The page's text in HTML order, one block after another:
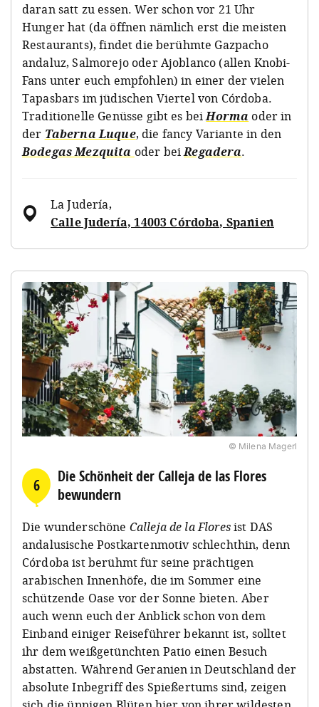
daran satt zu essen. Wer schon vor 21 Uhr
Hunger hat (da öffnen nämlich erst die meisten
Restaurants), findet die berühmte Gazpacho
andaluz, Salmorejo oder Ajoblanco (allen Knobi-
Fans unter euch empfohlen) in einer der vielen
Tapasbars im jüdischen Viertel von Córdoba.
Traditionelle Genüsse gibt es beiHorma oder in
der Taberna Luque, die fancy Variante in den
Bodegas Mezquita oder beiRegadera.
La Judería,
Calle Judería, 14003 Córdoba, Spanien
© Milena Magerl
6
Die Schönheit der Calleja de las Flores
bewundern
Die wunderschöne Calleja de la Floresist DAS
andalusische Postkartenmotiv schlechthin, denn
Córdoba ist berühmt für seine prächtigen
arabischen Innenhöfe, die im Sommer eine
schützende Oase vor der Sonne bieten. Aber
auch wenn euch der Anblick schon von dem
Einband einiger Reiseführer bekannt ist, solltet
ihr dem weißgetünchten Patio einen Besuch
abstatten. Während Geranien in Deutschland der
absolute Inbegriff des Spießertums sind, zeigen